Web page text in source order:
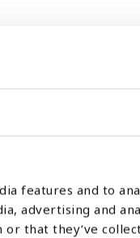
features and to
advertising and
that they’ve
199719981999 200020012002 200320042005